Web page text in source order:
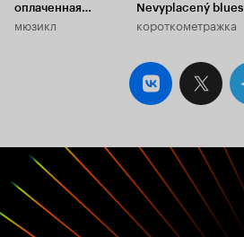
оплаченная
прогулка
мюзикл
Nevyplacený blues
короткометражка